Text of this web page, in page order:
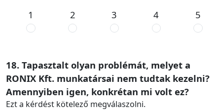
1 2 3 4 5
18. Tapasztalt olyan problémát, melyet a
RONIX Kft. munkatársai nem tudtak kezelni?
Amennyiben igen, konkrétan mi volt ez?
Ezt a kérdést kötelező megválaszolni.